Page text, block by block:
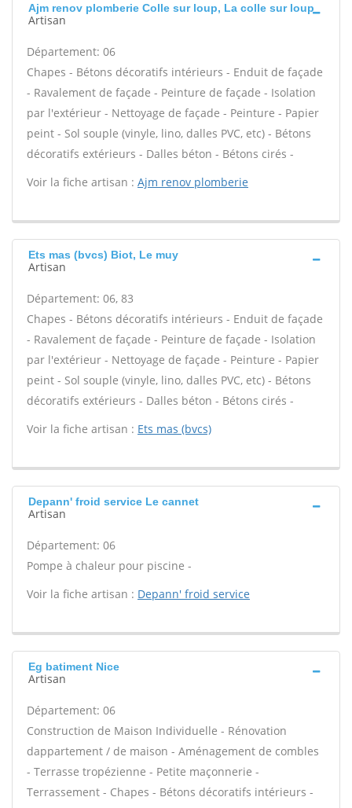
Ajm renov plomberie Colle sur loup, La colle sur loup
Artisan
Département: 06
Chapes - Bétons décoratifs intérieurs - Enduit de façade
- Ravalement de façade - Peinture de façade - Isolation
par l'extérieur - Nettoyage de façade - Peinture - Papier
peint - Sol souple (vinyle, lino, dalles PVC, etc) - Bétons
décoratifs extérieurs - Dalles béton - Bétons cirés -
Voir la fiche artisan : Ajm renov plomberie
Ets mas (bvcs) Biot, Le muy
Artisan
Département: 06, 83
Chapes - Bétons décoratifs intérieurs - Enduit de façade
- Ravalement de façade - Peinture de façade - Isolation
par l'extérieur - Nettoyage de façade - Peinture - Papier
peint - Sol souple (vinyle, lino, dalles PVC, etc) - Bétons
décoratifs extérieurs - Dalles béton - Bétons cirés -
Voir la fiche artisan : Ets mas (bvcs)
Depann' froid service Le cannet
Artisan
Département: 06
Pompe à chaleur pour piscine -
Voir la fiche artisan : Depann' froid service
Eg batiment Nice
Artisan
Département: 06
Construction de Maison Individuelle - Rénovation
dappartement / de maison - Aménagement de combles
- Terrasse tropézienne - Petite maçonnerie -
Terrassement - Chapes - Bétons décoratifs intérieurs -